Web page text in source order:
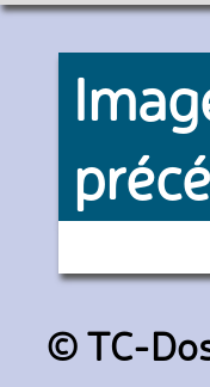
© TC-